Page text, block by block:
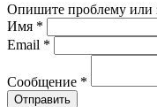
Опишите проблему или
Имя *
Email *
Сообщение *
Отправить